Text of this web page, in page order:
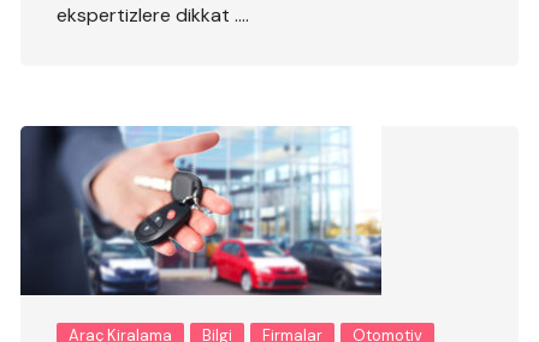
ekspertizlere dikkat ….
Araç Kiralama Bilgi Firmalar Otomotiv